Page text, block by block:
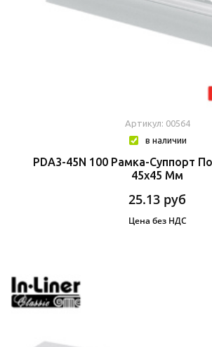
Артикул: 00564
в наличии
PDA3-45N 100 Рамка-Суппорт
45х45 Мм
25.13 руб
Цена без НДС